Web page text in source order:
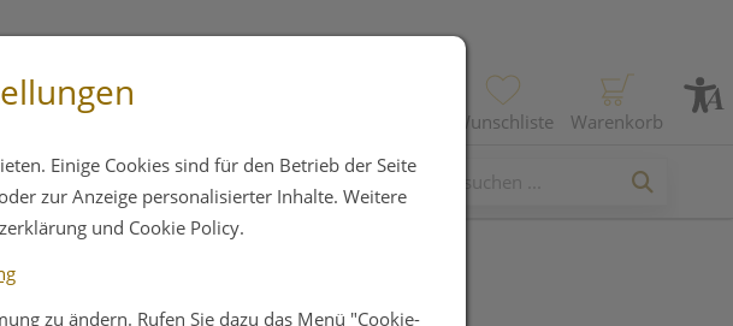
Wunschliste Warenkorb
Einige Cookies sind für den Betrieb der Seite
zur Anzeige personalisierter Inhalte. Weitere
und Cookie Policy.
zu ändern. Rufen Sie dazu das Menü "Cookie-